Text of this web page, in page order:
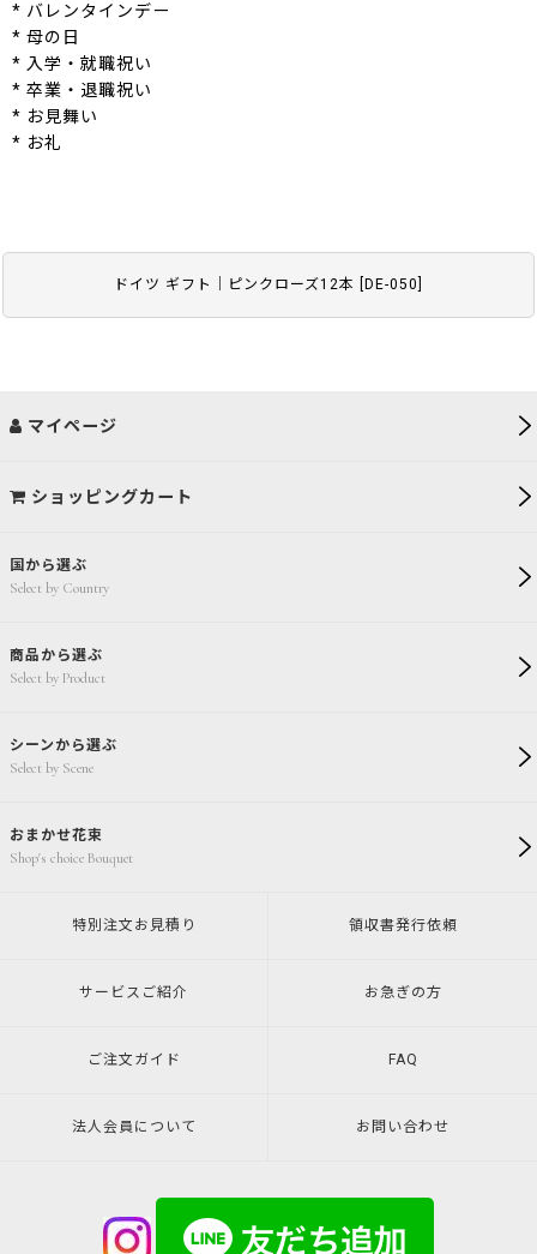
ドイツ ギフト｜ピンクローズ12本 DE-050
* バレンタインデー
* 母の日
* 入学・就職祝い
* 卒業・退職祝い
* お見舞い
* お礼
国から選ぶ
Select by Country
商品から選ぶ
Select by Product
シーンから選ぶ
Select by Scene
おまかせ花束
Shop's choice Bouquet
マイページ
ショッピングカート
特別注文 お見積り 領収書発行依頼
サービスご紹介 お急ぎの方
ご注文ガイド FAQ
法人会員について お問い合わせ